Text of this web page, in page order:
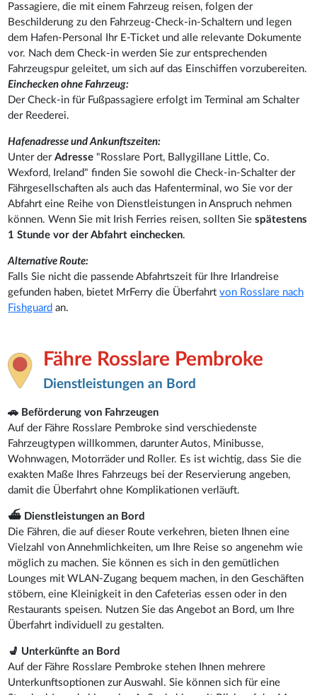
Passagiere, die mit einem Fahrzeug reisen, folgen der
Beschilderung zu den Fahrzeug-Check-in-Schaltern und legen
dem Hafen-Personal Ihr E-Ticket und alle relevante Dokumente
vor. Nach dem Check-in werden Sie zur entsprechenden
Fahrzeugspur geleitet, um sich auf das Einschiffen vorzubereiten.
Einchecken ohne Fahrzeug:
Der Check-in für Fußpassagiere erfolgt im Terminal am Schalter
der Reederei.
Hafenadresse und Ankunftszeiten:
Unter derAdresse "Rosslare Port, Ballygillane Little, Co.
Wexford, Ireland" finden Sie sowohl die Check-in-Schalter der
Fährgesellschaften als auch das Hafenterminal, wo Sie vor der
Abfahrt eine Reihe von Dienstleistungen in Anspruch nehmen
können. Wenn Sie mit Irish Ferries reisen, sollten Sie spätestens
1 Stunde vor der Abfahrt einchecken.
Alternative Route:
Falls Sie nicht die passende Abfahrtszeit für Ihre Irlandreise
gefunden haben, bietet MrFerry die Überfahrtvon Rosslare nach
Fishguard an.
Fähre Rosslare Pembroke
Dienstleistungen an Bord
🚗 Beförderung von Fahrzeugen
Auf der Fähre Rosslare Pembroke sind verschiedenste
Fahrzeugtypen willkommen, darunter Autos, Minibusse,
Wohnwagen, Motorräder und Roller. Es ist wichtig, dass Sie die
exakten Maße Ihres Fahrzeugs bei der Reservierung angeben,
damit die Überfahrt ohne Komplikationen verläuft.
⛴️ Dienstleistungen an Bord
Die Fähren, die auf dieser Route verkehren, bieten Ihnen eine
Vielzahl von Annehmlichkeiten, um Ihre Reise so angenehm wie
möglich zu machen. Sie können es sich in den gemütlichen
Lounges mit WLAN-Zugang bequem machen, in den Geschäften
stöbern, eine Kleinigkeit in den Cafeterias essen oder in den
Restaurants speisen. Nutzen Sie das Angebot an Bord, um Ihre
Überfahrt individuell zu gestalten.
💺 Unterkünfte an Bord
Auf der Fähre Rosslare Pembroke stehen Ihnen mehrere
Unterkunftsoptionen zur Auswahl. Sie können sich für eine